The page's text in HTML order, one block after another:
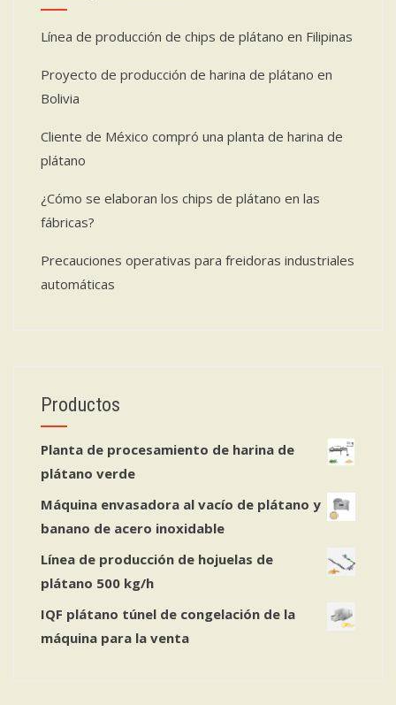
Línea de producción de chips de plátano en Filipinas
Proyecto de producción de harina de plátano en
Bolivia
Cliente de México compró una planta de harina de
plátano
¿Cómo se elaboran los chips de plátano en las
fábricas?
Precauciones operativas para freidoras industriales
automáticas
Productos
Planta de procesamiento de harina de
plátano verde
Máquina envasadora al vacío de plátano y
banano de acero inoxidable
Línea de producción de hojuelas de
plátano 500 kg/h
IQF plátano túnel de congelación de la
máquina para la venta